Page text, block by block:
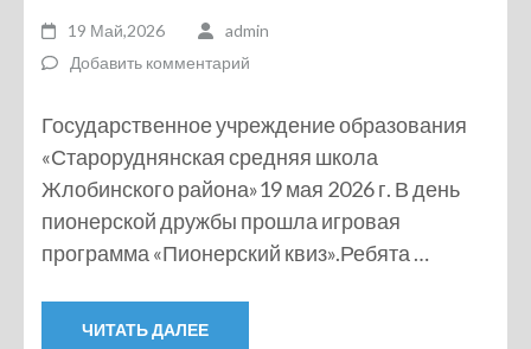
19 Май,2026
admin
Добавить комментарий
Государственное учреждение образования
«Староруднянская средняя школа
Жлобинского района»19 мая 2026 г. В день
пионерской дружбы прошла игровая
программа «Пионерский квиз».Ребята …
ЧИТАТЬ ДАЛЕЕ